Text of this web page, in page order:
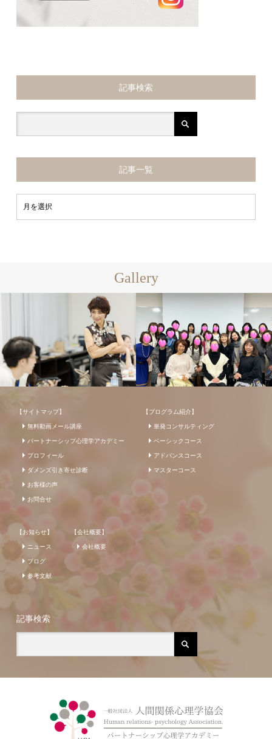
記事検索
記事一覧
Gallery
【サイトマップ】
無料動画メール講座
パートナーシップ心理学アカデミー
プロフィール
ダメンズ引き寄せ診断
お客様の声
お問合せ
【プログラム紹介】
単発コンサルティング
ベーシックコース
アドバンスコース
マスターコース
【お知らせ】
ニュース
ブログ
参考文献
【会社概要】
会社概要
記事検索